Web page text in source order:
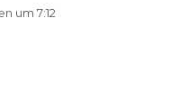
um 7:12